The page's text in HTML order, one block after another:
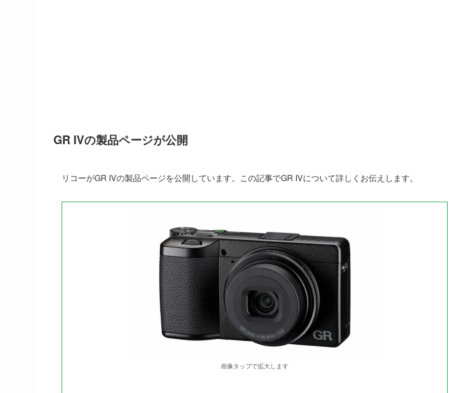
GR IVの製品ページが公開
リコーがGR IVの製品ページを公開しています。この記事でGR IVについて詳しくお伝えします。
画像タップで拡大します